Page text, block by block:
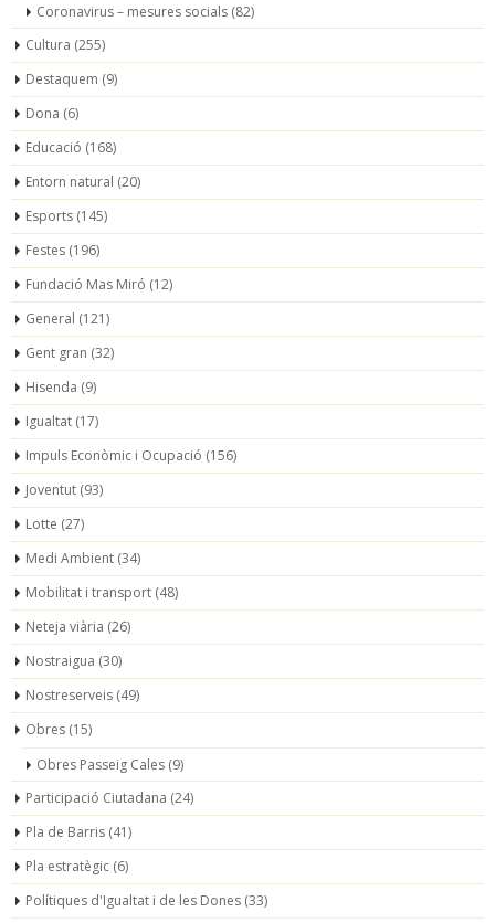
Coronavirus – mesures socials (82)
Cultura (255)
Destaquem (9)
Dona (6)
Educació (168)
Entorn natural (20)
Esports (145)
Festes (196)
Fundació Mas Miró (12)
General (121)
Gent gran (32)
Hisenda (9)
Igualtat (17)
Impuls Econòmic i Ocupació (156)
Joventut (93)
Lotte (27)
Medi Ambient (34)
Mobilitat i transport (48)
Neteja viària (26)
Nostraigua (30)
Nostreserveis (49)
Obres (15)
Obres Passeig Cales (9)
Participació Ciutadana (24)
Pla de Barris (41)
Pla estratègic (6)
Polítiques d'Igualtat i de les Dones (33)